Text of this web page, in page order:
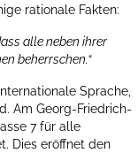
rationale Fakten:
alle neben ihrer
beherrschen.“
Sprache,
Am Georg-Friedrich-
7 für alle
Dies eröffnet den